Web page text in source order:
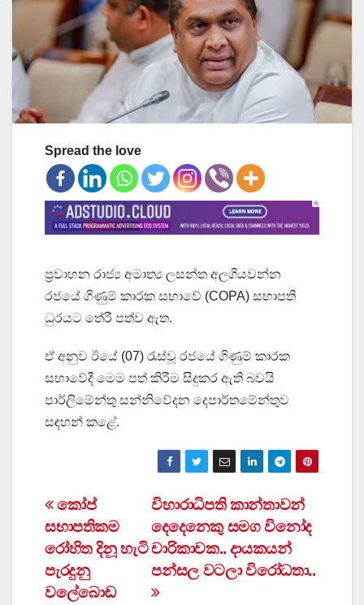
Spread the love
ප්‍රවාහන රාජ්‍ය අමාත්‍ය ලසන්ත අලගියවන්න
රජයේ ගිණුම් කාරක සභාවේ (COPA) සභාපති
ධුරයට තේරී පත්ව ඇත.
ඒ අනුව ඊයේ (07) රැස්වූ රජයේ ගිණුම් කාරක
සභාවේදී මෙම පත් කිරීම සිදුකර ඇති බවයි
පාර්ලිමේන්තු සන්නිවේදන දෙපාර්තමේන්තුව
සඳහන් කළේ.
Post
navigation
විහාරාධිපති කාන්තාවන්
දෙදෙනෙකු සමග විනෝද
චාරිකාවක.. දායකයන්
පන්සල වටලා විරෝධතා..
කෝප්
සභාපතිකම
රෝහිත දිනූ හැටි
පැරදුනු
වලේබොඩ